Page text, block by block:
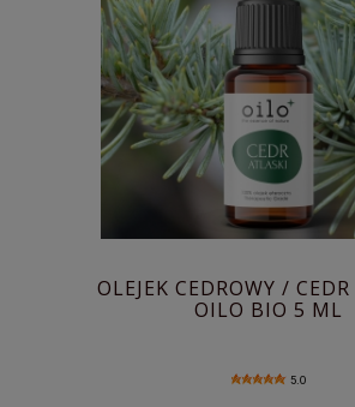
OLEJEK CEDROWY /
OILO BIO 5 ML
5.0